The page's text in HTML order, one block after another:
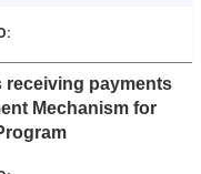
receiving payments
Mechanism for